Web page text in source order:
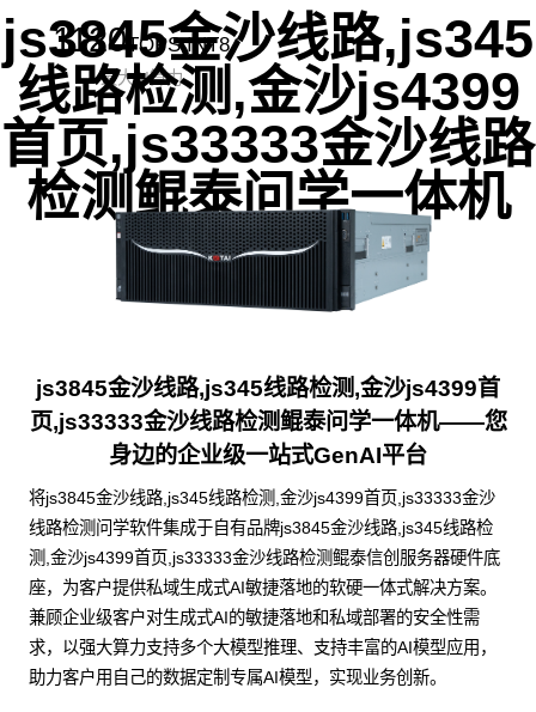
1120 TOPS INT8
最大AI算力
js3845金沙线路,js345
线路检测,金沙js4399
首页,js33333金沙线路
检测鲲泰问学一体机
js3845金沙线路,js345线路检测,金沙js4399首
页,js33333金沙线路检测鲲泰问学一体机——您
身边的企业级一站式GenAI平台
将js3845金沙线路,js345线路检测,金沙js4399首页,js33333金沙
线路检测问学软件集成于自有品牌js3845金沙线路,js345线路检
测,金沙js4399首页,js33333金沙线路检测鲲泰信创服务器硬件底
座，为客户提供私域生成式AI敏捷落地的软硬一体式解决方案。
兼顾企业级客户对生成式AI的敏捷落地和私域部署的安全性需
求，以强大算力支持多个大模型推理、支持丰富的AI模型应用，
助力客户用自己的数据定制专属AI模型，实现业务创新。